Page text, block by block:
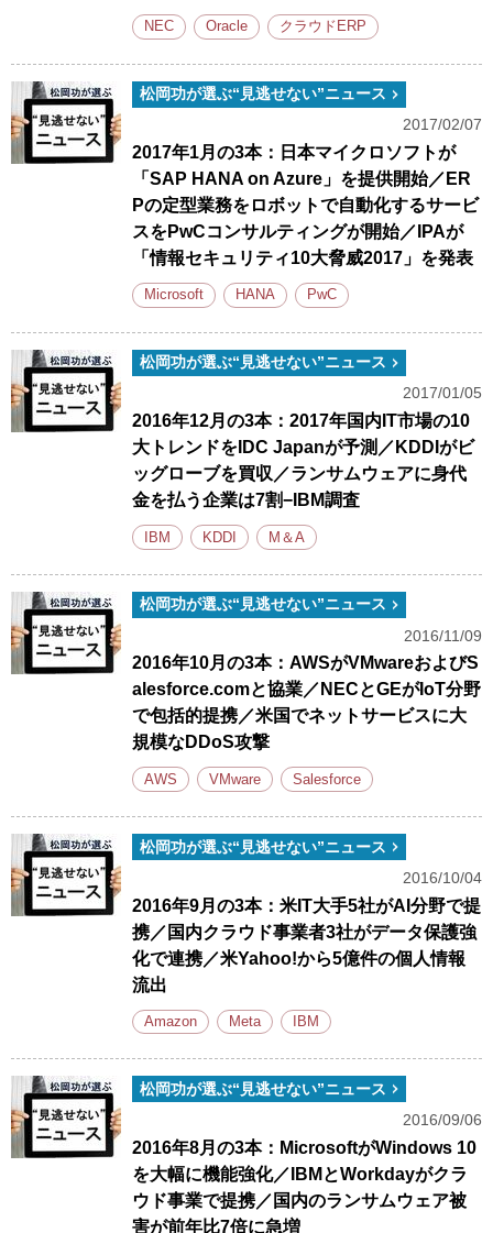
NEC Oracle クラウドERP
松岡功が選ぶ“見逃せない”ニュース
2017/02/07
2017年1月の3本：日本マイクロソフトが
「SAP HANA on Azure」を提供開始／ER
Pの定型業務をロボットで自動化するサービ
スをPwCコンサルティングが開始／IPAが
「情報セキュリティ10大脅威2017」を発表
Microsoft HANA PwC
松岡功が選ぶ“見逃せない”ニュース
2017/01/05
2016年12月の3本：2017年国内IT市場の10
大トレンドをIDC Japanが予測／KDDIがビ
ッグローブを買収／ランサムウェアに身代
金を払う企業は7割−IBM調査
IBM KDDI M＆A
松岡功が選ぶ“見逃せない”ニュース
2016/11/09
2016年10月の3本：AWSがVMwareおよびS
alesforce.comと協業／NECとGEがIoT分野
で包括的提携／米国でネットサービスに大
規模なDDoS攻撃
AWS VMware Salesforce
松岡功が選ぶ“見逃せない”ニュース
2016/10/04
2016年9月の3本：米IT大手5社がAI分野で提
携／国内クラウド事業者3社がデータ保護強
化で連携／米Yahoo!から5億件の個人情報
流出
Amazon Meta IBM
松岡功が選ぶ“見逃せない”ニュース
2016/09/06
2016年8月の3本：MicrosoftがWindows 10
を大幅に機能強化／IBMとWorkdayがクラ
ウド事業で提携／国内のランサムウェア被
害が前年比7倍に急増